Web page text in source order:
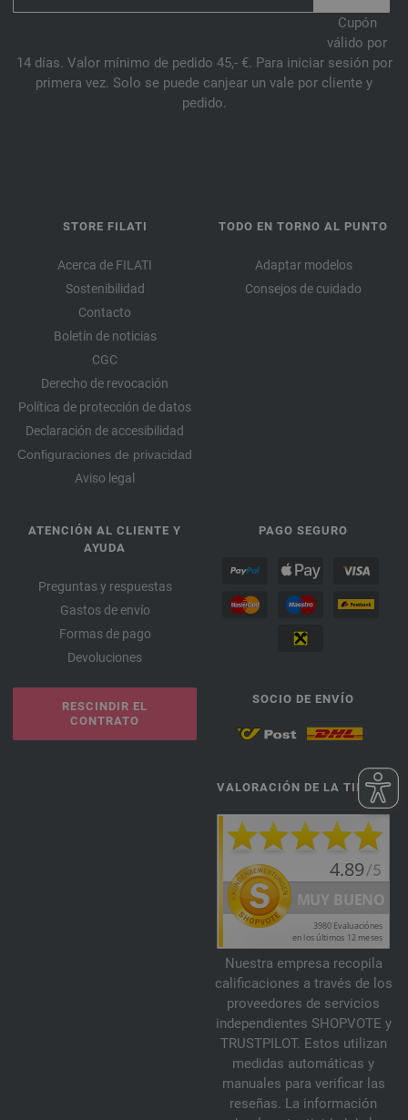
Cupón
válido por
14 días. Valor mínimo de pedido 45,- €. Para iniciar sesión por
primera vez. Solo se puede canjear un vale por cliente y
pedido.
STORE FILATI
Acerca de FILATI
Sostenibilidad
Contacto
Boletín de noticias
CGC
Derecho de revocación
Política de protección de datos
Declaración de accesibilidad
Configuraciones de privacidad
Aviso legal
TODO EN TORNO AL PUNTO
Adaptar modelos
Consejos de cuidado
ATENCIÓN AL CLIENTE Y
AYUDA
Preguntas y respuestas
Gastos de envío
Formas de pago
Devoluciones
RESCINDIR EL
CONTRATO
PAGO SEGURO
SOCIO DE ENVÍO
VALORACIÓN DE LA TIENDA
Nuestra empresa recopila
calificaciones a través de los
proveedores de servicios
independientes SHOPVOTE y
TRUSTPILOT. Estos utilizan
medidas automáticas y
manuales para verificar las
reseñas. La información